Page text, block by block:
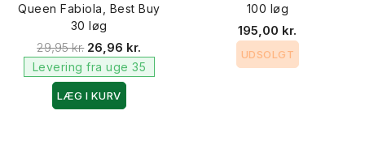
Queen Fabiola, Best Buy
30 løg
29,95 kr. 26,96 kr.
Levering fra uge 35
LÆG I KURV
100 løg
195,00 kr.
UDSOLGT